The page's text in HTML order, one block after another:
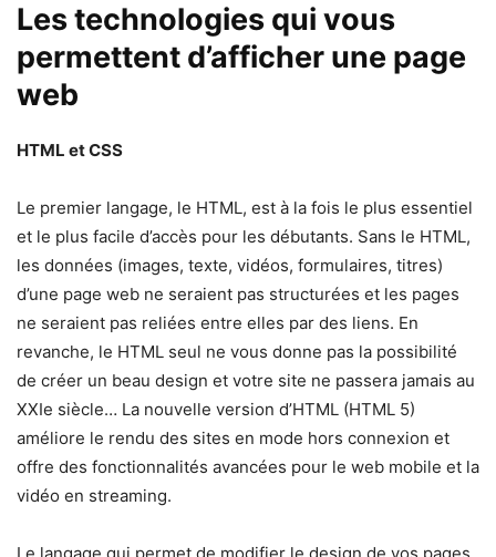
Les technologies qui vous
permettent d’afficher une page
web
HTML et CSS
Le premier langage, le HTML, est à la fois le plus essentiel
et le plus facile d’accès pour les débutants. Sans le HTML,
les données (images, texte, vidéos, formulaires, titres)
d’une page web ne seraient pas structurées et les pages
ne seraient pas reliées entre elles par des liens. En
revanche, le HTML seul ne vous donne pas la possibilité
de créer un beau design et votre site ne passera jamais au
XXIe siècle… La nouvelle version d’HTML (HTML 5)
améliore le rendu des sites en mode hors connexion et
offre des fonctionnalités avancées pour le web mobile et la
vidéo en streaming.